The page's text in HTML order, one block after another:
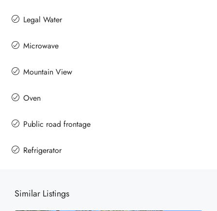
Legal Water
Microwave
Mountain View
Oven
Public road frontage
Refrigerator
Similar Listings